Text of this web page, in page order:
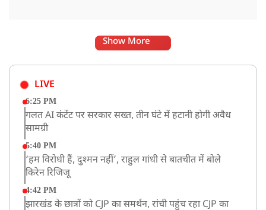
Show More
LIVE
6:25 PM
गलत AI कंटेंट पर सरकार सख्त, तीन घंटे में हटानी होगी अवैध
सामग्री
5:40 PM
‘हम विरोधी हैं, दुश्मन नहीं’, राहुल गांधी से बातचीत में बोले
किरेन रिजिजू
4:42 PM
झारखंड के छात्रों को CJP का समर्थन, रांची पहुंच रहा CJP का